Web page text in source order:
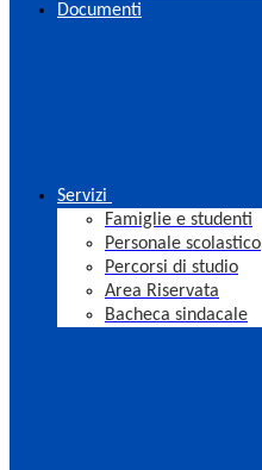
Documenti
Servizi
Famiglie e studenti
Personale scolastico
Percorsi di studio
Area Riservata
Bacheca sindacale